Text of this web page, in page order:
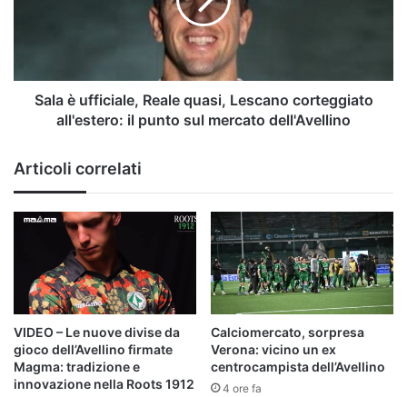
il
puntoSala è ufficiale, Reale quasi, Lescano corteggiato
all'estero: il punto sul mercato dell'Avellino
Articoli correlati
VIDEO – Le nuove divise da
gioco dell’Avellino firmate
Magma: tradizione e
innovazione nella Roots 1912
Calciomercato, sorpresa
Verona: vicino un ex
centrocampista dell’Avellino
4 ore fa